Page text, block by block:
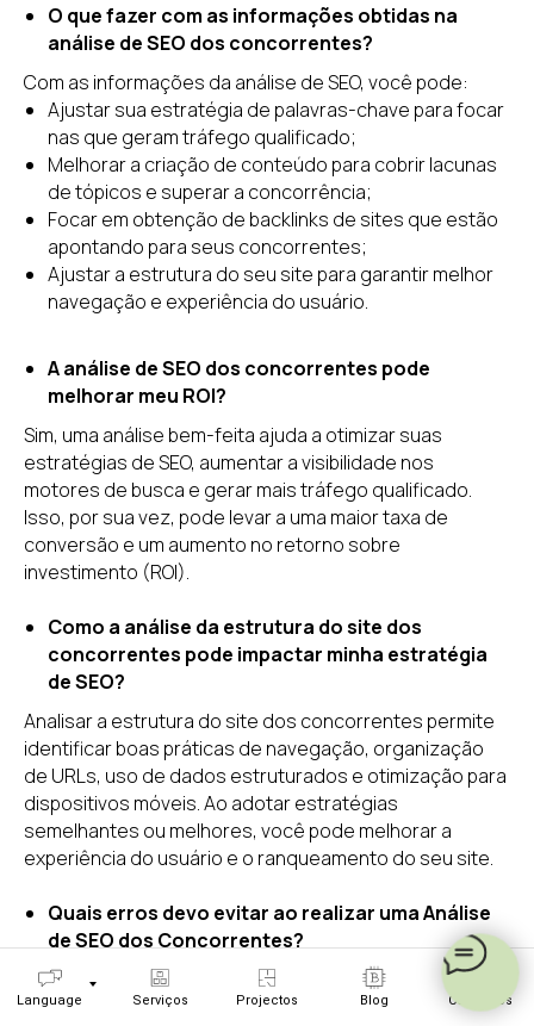
Language Serviços Projectos Blog Contactos
O que fazer com as informações obtidas na
análise de SEO dos concorrentes?
Com as informações da análise de SEO, você pode:
Ajustar sua estratégia de palavras-chave para focar
nas que geram tráfego qualificado;
Melhorar a criação de conteúdo para cobrir lacunas
de tópicos e superar a concorrência;
Focar em obtenção de backlinks de sites que estão
apontando para seus concorrentes;
Ajustar a estrutura do seu site para garantir melhor
navegação e experiência do usuário.
A análise de SEO dos concorrentes pode
melhorar meu ROI?
Sim, uma análise bem-feita ajuda a otimizar suas
estratégias de SEO, aumentar a visibilidade nos
motores de busca e gerar mais tráfego qualificado.
Isso, por sua vez, pode levar a uma maior taxa de
conversão e um aumento no retorno sobre
investimento (ROI).
Como a análise da estrutura do site dos
concorrentes pode impactar minha estratégia
de SEO?
Analisar a estrutura do site dos concorrentes permite
identificar boas práticas de navegação, organização
de URLs, uso de dados estruturados e otimização para
dispositivos móveis. Ao adotar estratégias
semelhantes ou melhores, você pode melhorar a
experiência do usuário e o ranqueamento do seu site.
Quais erros devo evitar ao realizar uma Análise
de SEO dos Concorrentes?
Alguns erros a evitar incluem:
Concentrar-se somente nos concorrentes diretos e